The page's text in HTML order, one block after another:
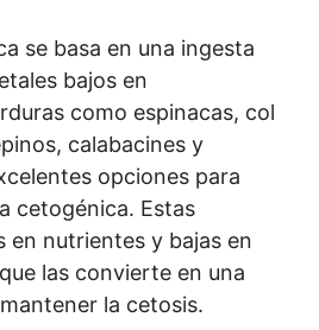
se basa en una ingesta
bajos en
como espinacas, col
calabacines y
opciones para
cetogénica. Estas
en nutrientes y bajas en
las convierte en una
la cetosis.